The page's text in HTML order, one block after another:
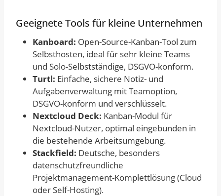
Geeignete Tools für kleine Unternehmen
Kanboard: Open-Source-Kanban-Tool zum
Selbsthosten, ideal für sehr kleine Teams
und Solo-Selbstständige, DSGVO-konform.
Turtl: Einfache, sichere Notiz- und
Aufgabenverwaltung mit Teamoption,
DSGVO-konform und verschlüsselt.
Nextcloud Deck: Kanban-Modul für
Nextcloud-Nutzer, optimal eingebunden in
die bestehende Arbeitsumgebung.
Stackfield: Deutsche, besonders
datenschutzfreundliche
Projektmanagement-Komplettlösung (Cloud
oder Self-Hosting).